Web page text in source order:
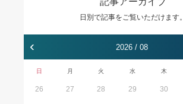
日別で記事をご覧いただけます。
‹ 2026 / 08
日 月 火 水 木
26 27 28 29 30